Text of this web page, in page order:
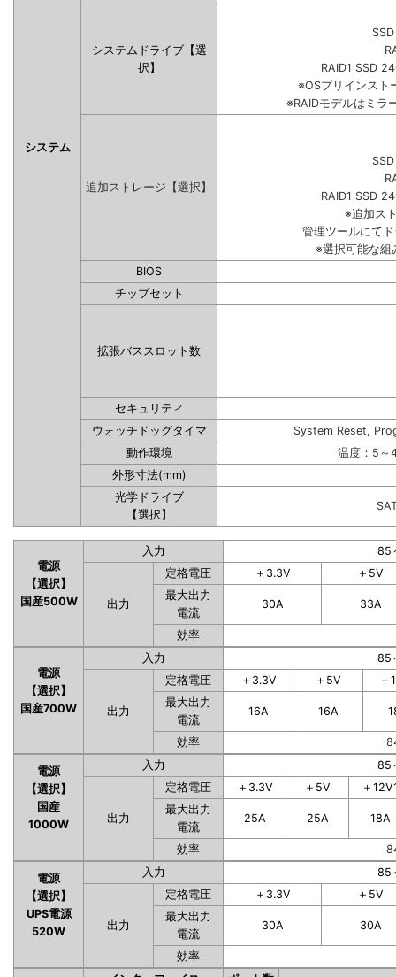
システム
システムドライブ【選
択】
RAID1 SSD
※OSプリインスト
※RAIDモデルはミラ
追加ストレージ【選択】
RAID1 SSD
※追加ス
管理ツールにて
※選択可能な組
BIOS
チップセット
拡張バススロット数
セキュリティ
ウォッチドッグタイマ
System Reset,
動作環境
温度：5～
外形寸法(mm)
光学ドライブ
【選択】
電源
【選択】
国産500W
入力 85
出力
定格電圧 ＋3.3V
＋5V
最大出力
電流
30A 33A
効率
電源
【選択】
国産700W
入力 85
出力
定格電圧 ＋3.3V ＋5V
＋
最大出力
電流
16A 16A
効率
電源
【選択】
国産
1000W
入力 85
出力
定格電圧 ＋3.3V ＋5V
＋
最大出力
電流
25A 25A 18A
効率
電源
【選択】
UPS電源
520W
入力 85
出力
定格電圧 ＋3.3V
＋5V
最大出力
電流
30A 30A
効率